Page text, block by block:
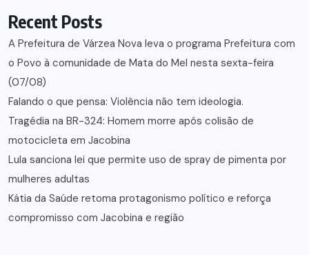
Recent Posts
A Prefeitura de Várzea Nova leva o programa Prefeitura com
o Povo à comunidade de Mata do Mel nesta sexta-feira
(07/08)
Falando o que pensa: Violência não tem ideologia.
Tragédia na BR-324: Homem morre após colisão de
motocicleta em Jacobina
Lula sanciona lei que permite uso de spray de pimenta por
mulheres adultas
Kátia da Saúde retoma protagonismo político e reforça
compromisso com Jacobina e região